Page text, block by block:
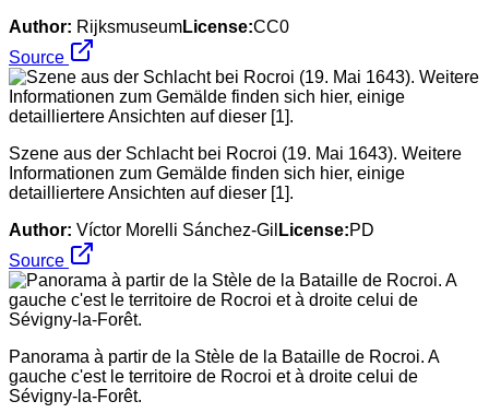
Author: RijksmuseumLicense:CC0
Source
Szene aus der Schlacht bei Rocroi (19. Mai 1643). Weitere
Informationen zum Gemälde finden sich hier, einige
detailliertere Ansichten auf dieser [1].
Author: Víctor Morelli Sánchez-Gil License:PD
Source
Panorama à partir de la Stèle de la Bataille de Rocroi. A
gauche c'est le territoire de Rocroi et à droite celui de
Sévigny-la-Forêt.